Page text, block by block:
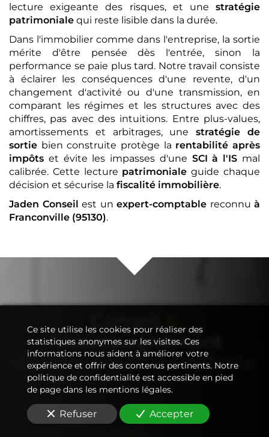
lecture exigeante des risques, et une stratégie
patrimoniale qui reste lisible dans la durée.
Dans l'immobilier comme dans l'entreprise, la sortie
mérite d'être pensée dès l'entrée, sinon la
performance se paie plus tard. Notre travail consiste
à éclairer les conséquences d'une revente, d'un
changement d'activité ou d'une transmission, en
comparant les régimes et les structures avec des
chiffres, pas avec des intuitions. Entre plus-values,
amortissements et arbitrages, unestratégie de
sortie bien construite protège la rentabilité après
impôts et évite les impasses d'une SCI à l'IS mal
calibrée. Cette lecture patrimoniale guide chaque
décision et sécurise la fiscalité immobilière.
Jaden Conseil est un expert-comptable reconnu à
Franconville (95130).
Conseil &
Accompagnement
de votreexpert-comptable
Ce site utilise les cookies pour réaliser des
statistiques anonymes sur les visites. Ces
informations nous aident à améliorer votre
expérience et offrir des contenus pertinents. Notre
politique de confidentialité est accessible en pied
de page dans les mentions légales.
Refuser Accepter